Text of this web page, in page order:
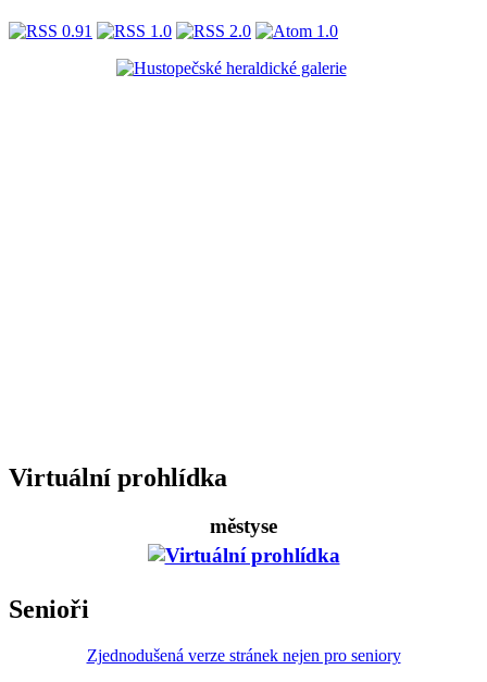
Virtuální prohlídka
městyse
Senioři
Zjednodušená verze stránek nejen pro seniory